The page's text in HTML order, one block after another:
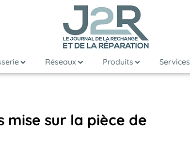
Réseaux Produits Services
mise sur la pièce de